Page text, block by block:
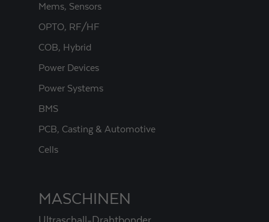
Mems, Sensors
OPTO, RF/HF
COB, Hybrid
Power Devices
Power Systems
BMS
PCB, Casting & Automotive
Cells
MASCHINEN